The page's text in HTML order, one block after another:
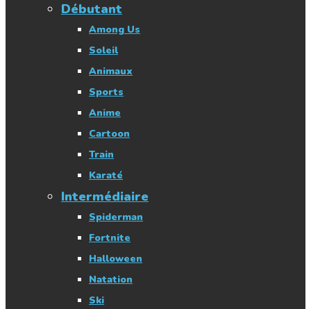
Débutant
Among Us
Soleil
Animaux
Sports
Anime
Cartoon
Train
Karaté
Intermédiaire
Spiderman
Fortnite
Halloween
Natation
Ski